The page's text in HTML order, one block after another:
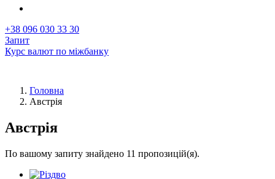
+38 096 030 33 30
Запит
Курс валют по міжбанку
Рядок
навіґації
Головна
Австрія
Австрія
По вашому запиту знайдено 11 пропозицій(я).